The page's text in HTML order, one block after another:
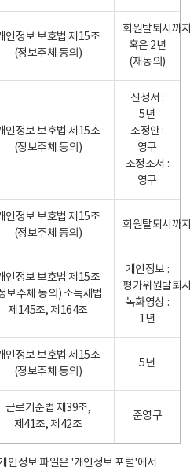
인정보 보호법 제15조
(정보주체 동의)
회원탈퇴시까
혹은 2년
(재동의)
인정보 보호법 제15조
(정보주체 동의)
신청서 :
5년
조정안 :
영구
조정조서 :
영구
인정보 보호법 제15조
(정보주체 동의)
회원탈퇴시까
인정보 보호법 제15조
보주체 동의) 소득세법
제145조, 제164조
개인정보 :
평가위원탈퇴
녹화영상 :
1년
인정보 보호법 제15조
(정보주체 동의)
5년
근로기준법 제39조,
제41조, 제42조
준영구
인정보 파일은 '개인정보 포털'에서